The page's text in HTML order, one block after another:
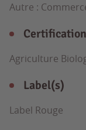
Autre :
Agriculture
Label(s)
Label Rouge